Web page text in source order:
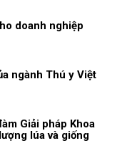
doanh nghiệp
ngành Thú y Việt
Giải pháp Khoa
lúa và giống